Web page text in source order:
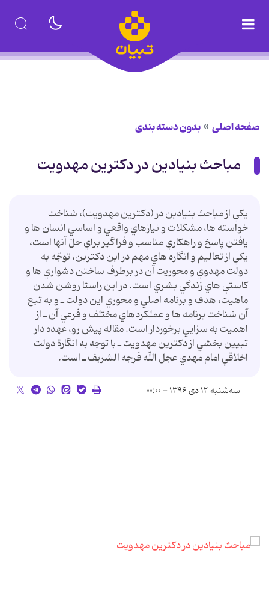
صفحه اصلی بدون دسته بندی
مباحث بنيادين در دكترين مهدويت
يكي از مباحث بنيادين در (دكترين مهدويت)، شناخت
خواسته ها، مشكلات و نيازهاي واقعي و اساسي انسان ها و
يافتن پاسخ و راهكاري مناسب و فراگير براي حلّ آنها است،
يكي از تعاليم و انگاره هاي مهم در اين دكترين، توجّه به
دولت مهدوي و محوريت آن در برطرف ساختن دشواري ها و
كاستي هاي زندگي بشري است. در اين راستا روشن شدن
ماهيت، هدف و برنامه اصلي و محوري اين دولت ـ و به تبع
آن شناخت برنامه ها و عملكردهاي مختلف و فرعي آن ـ از
اهميت به سزايي برخوردار است. مقاله پيش رو، عهده دار
تبيين بخشي از دكترين مهدويت ـ با توجه به انگارة دولت
اخلاقي امام مهدي عجل الله فرجه الشريف ـ است.
سه‌شنبه ۱۲ دی ۱۳۹۶ - ۰۰:۰۰